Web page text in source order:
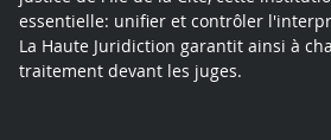
essentielle: unifier et contrôler
La Haute Juridiction garantit ainsi à
traitement devant les juges.